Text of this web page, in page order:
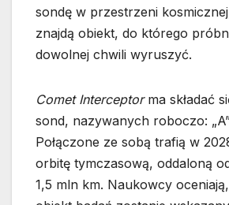
sondę w przestrzeni
znajdą obiekt, do którego
dowolnej chwili wyruszyć.
Comet Interceptorma składać
sond, nazywanych roboczo: „A”,
Połączone ze sobą trafią w
orbitę tymczasową, oddaloną
1,5 mln km. Naukowcy